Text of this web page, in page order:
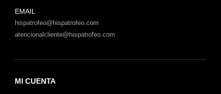
EMAIL
hispatrofeo@hispatrofeo.com
atencionalcliente@hispatrofeo.com
MI CUENTA